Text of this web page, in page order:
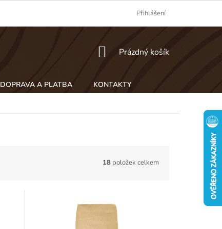
Přihlášení
NÁKUPNÍ
Prázdný košík
DOPRAVA A PLATBA
KONTAKTY
18 položek celkem